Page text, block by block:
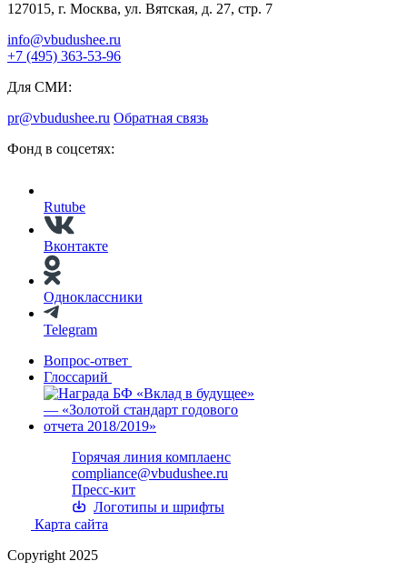
127015, г. Москва, ул. Вятская, д. 27, стр. 7
info@vbudushee.ru
+7 (495) 363-53-96
Для СМИ:
pr@vbudushee.ru Обратная связь
Фонд в соцсетях:
Rutube
Вконтакте
Одноклассники
Telegram
Вопрос-ответ
Глоссарий
Горячая линия комплаенс
compliance@vbudushee.ru
Пресс-кит
Логотипы и шрифты
Карта сайта
Copyright 2025